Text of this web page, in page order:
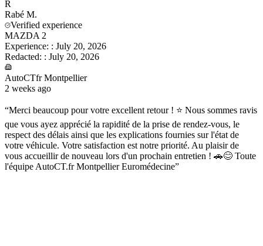
R
Rabé M.
Verified experience
MAZDA 2
Experience: : July 20, 2026
Redacted: : July 20, 2026
AutoCTfr Montpellier
2 weeks ago
“Merci beaucoup pour votre excellent retour ! ⭐ Nous sommes ravis
que vous ayez apprécié la rapidité de la prise de rendez-vous, le
respect des délais ainsi que les explications fournies sur l'état de
votre véhicule. Votre satisfaction est notre priorité. Au plaisir de
vous accueillir de nouveau lors d'un prochain entretien ! 🚗😊 Toute
l'équipe AutoCT.fr Montpellier Euromédecine”